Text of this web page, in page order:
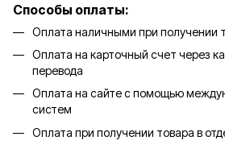
Способы оплаты:
Оплата наличными при получении
Оплата на карточный счет через
перевода
Оплата на сайте с помощью
систем
Оплата при получении товара в